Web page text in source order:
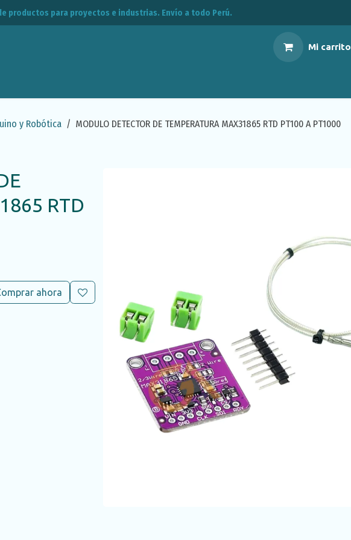
productos para proyectos e industrias. Envío a todo Perú.
Mi carrito
y Robótica MODULO DETECTOR DE TEMPERATURA MAX31865 RTD PT100 A PT1000
RTD
ahora